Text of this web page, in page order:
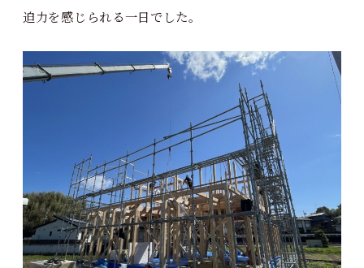
迫力を感じられる一日でした。